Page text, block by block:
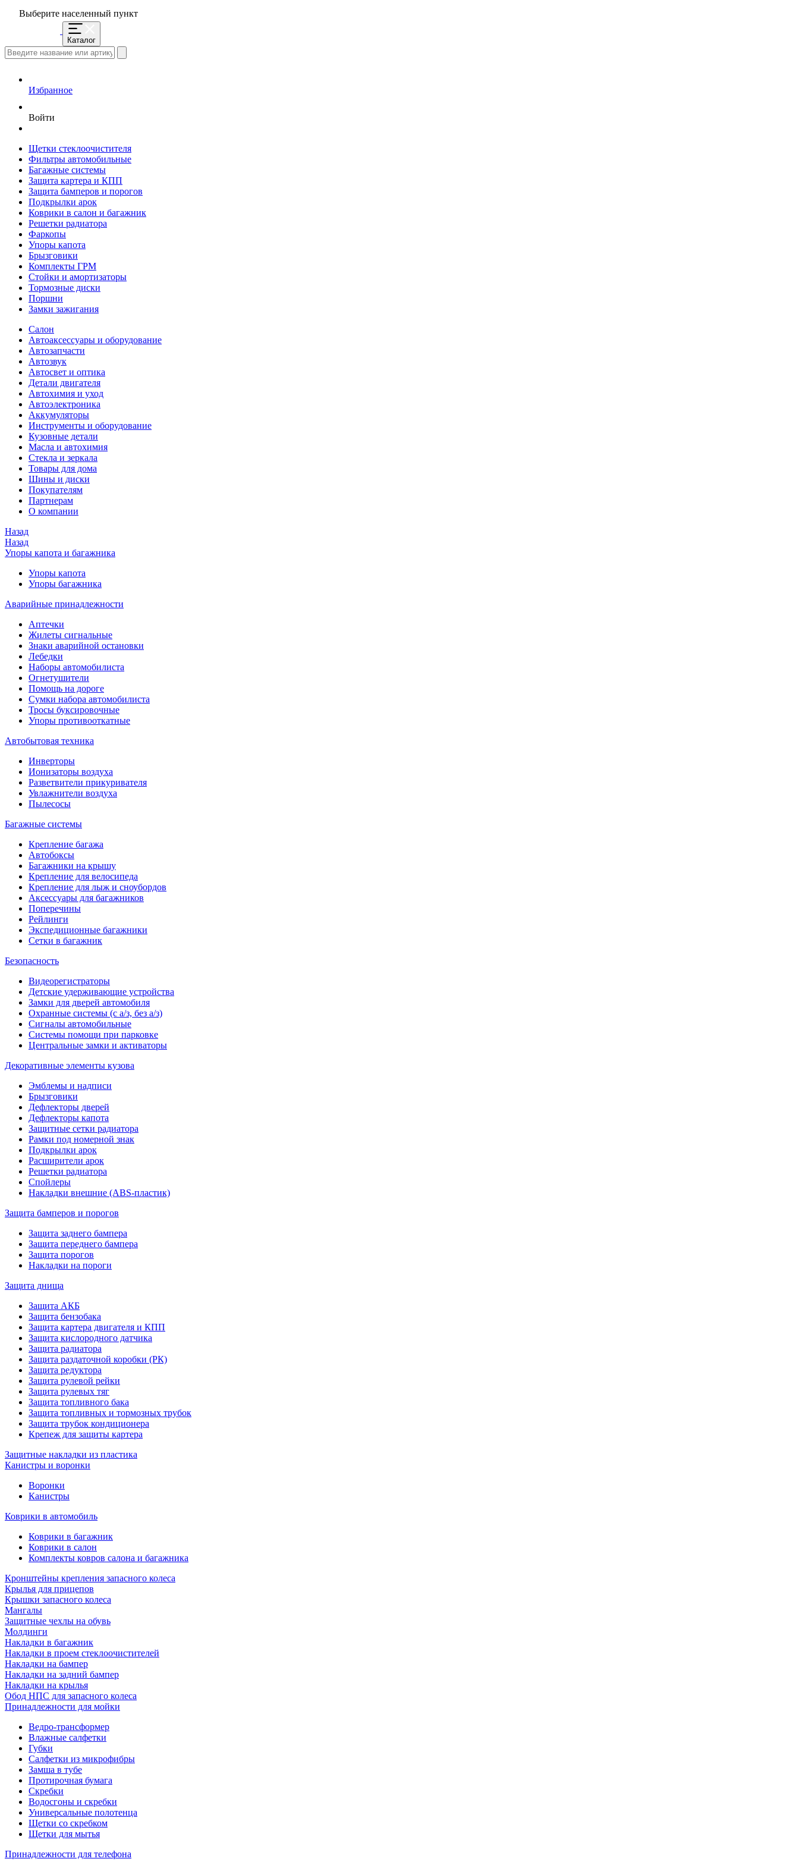
Выберите населенный пункт
Каталог
Избранное
Войти
Щетки стеклоочистителя
Фильтры автомобильные
Багажные системы
Защита картера и КПП
Защита бамперов и порогов
Подкрылки арок
Коврики в салон и багажник
Решетки радиатора
Фаркопы
Упоры капота
Брызговики
Комплекты ГРМ
Стойки и амортизаторы
Тормозные диски
Поршни
Замки зажигания
Салон
Автоаксессуары и оборудование
Автозапчасти
Автозвук
Автосвет и оптика
Детали двигателя
Автохимия и уход
Автоэлектроника
Аккумуляторы
Инструменты и оборудование
Кузовные детали
Масла и автохимия
Стекла и зеркала
Товары для дома
Шины и диски
Покупателям
Партнерам
О компании
Назад
Назад
Упоры капота и багажника
Упоры капота
Упоры багажника
Аварийные принадлежности
Аптечки
Жилеты сигнальные
Знаки аварийной остановки
Лебедки
Наборы автомобилиста
Огнетушители
Помощь на дороге
Сумки набора автомобилиста
Тросы буксировочные
Упоры противооткатные
Автобытовая техника
Инверторы
Ионизаторы воздуха
Разветвители прикуривателя
Увлажнители воздуха
Пылесосы
Багажные системы
Крепление багажа
Автобоксы
Багажники на крышу
Крепление для велосипеда
Крепление для лыж и сноубордов
Аксессуары для багажников
Поперечины
Рейлинги
Экспедиционные багажники
Сетки в багажник
Безопасность
Видеорегистраторы
Детские удерживающие устройства
Замки для дверей автомобиля
Охранные системы (с а/з, без а/з)
Сигналы автомобильные
Системы помощи при парковке
Центральные замки и активаторы
Декоративные элементы кузова
Эмблемы и надписи
Брызговики
Дефлекторы дверей
Дефлекторы капота
Защитные сетки радиатора
Рамки под номерной знак
Подкрылки арок
Расширители арок
Решетки радиатора
Спойлеры
Накладки внешние (ABS-пластик)
Защита бамперов и порогов
Защита заднего бампера
Защита переднего бампера
Защита порогов
Накладки на пороги
Защита днища
Защита АКБ
Защита бензобака
Защита картера двигателя и КПП
Защита кислородного датчика
Защита радиатора
Защита раздаточной коробки (РК)
Защита редуктора
Защита рулевой рейки
Защита рулевых тяг
Защита топливного бака
Защита топливных и тормозных трубок
Защита трубок кондиционера
Крепеж для защиты картера
Защитные накладки из пластика
Канистры и воронки
Воронки
Канистры
Коврики в автомобиль
Коврики в багажник
Коврики в салон
Комплекты ковров салона и багажника
Кронштейны крепления запасного колеса
Крылья для прицепов
Крышки запасного колеса
Мангалы
Защитные чехлы на обувь
Молдинги
Накладки в багажник
Накладки в проем стеклоочистителей
Накладки на бампер
Накладки на задний бампер
Накладки на крылья
Обод НПС для запасного колеса
Принадлежности для мойки
Ведро-трансформер
Влажные салфетки
Губки
Салфетки из микрофибры
Замша в тубе
Протирочная бумага
Скребки
Водосгоны и скребки
Универсальные полотенца
Щетки со скребком
Щетки для мытья
Принадлежности для телефона